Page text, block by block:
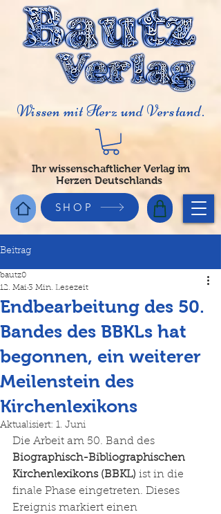
Wissen mit Herz und Verstand.
Ihr wissenschaftlicher Verlag im
Herzen Deutschlands
SHOP
Beitrag
Endbearbeitung des 50.
Bandes des BBKLs hat
begonnen, ein weiterer
Meilenstein des
Kirchenlexikons
bautz0
12. Mai3 Min. Lesezeit
Aktualisiert: 1. Juni
Die Arbeit am 50. Band des
Biographisch-Bibliographischen
Kirchenlexikons (BBKL) ist in die
finale Phase eingetreten. Dieses
Ereignis markiert einen